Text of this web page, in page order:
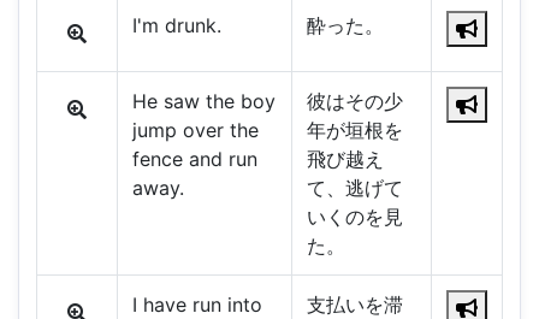
I'm drunk. 酔った。
He saw the boy
jump over the
fence and run
away.
彼はその少
年が垣根を
飛び越え
て、逃げて
いくのを見
た。
I have run into
支払いを滞